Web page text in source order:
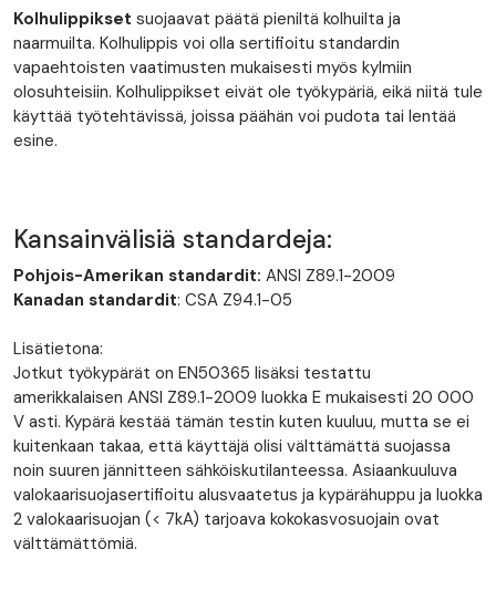
Kolhulippikset suojaavat päätä pieniltä kolhuilta ja
naarmuilta. Kolhulippis voi olla sertifioitu standardin
vapaehtoisten vaatimusten mukaisesti myös kylmiin
olosuhteisiin. Kolhulippikset eivät ole työkypäriä, eikä niitä tule
käyttää työtehtävissä, joissa päähän voi pudota tai lentää
esine.
Kansainvälisiä standardeja:
Pohjois-Amerikan standardit: ANSI Z89.1-2009
Kanadan standardit: CSA Z94.1-05
Lisätietona:
Jotkut työkypärät on EN50365 lisäksi testattu
amerikkalaisen ANSI Z89.1-2009 luokka E mukaisesti 20 000
V asti. Kypärä kestää tämän testin kuten kuuluu, mutta se ei
kuitenkaan takaa, että käyttäjä olisi välttämättä suojassa
noin suuren jännitteen sähköiskutilanteessa. Asiaankuuluva
valokaarisuojasertifioitu alusvaatetus ja kypärähuppu ja luokka
2 valokaarisuojan (< 7kA) tarjoava kokokasvosuojain ovat
välttämättömiä.